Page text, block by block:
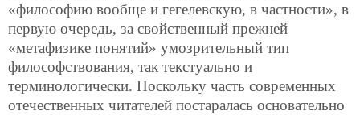
«философию вообще и гегелевскую, в частности», в
первую очередь, за свойственный прежней
«метафизике понятий» умозрительный тип
философствования, так текстуально и
терминологически. Поскольку часть современных
отечественных читателей постаралась основательно